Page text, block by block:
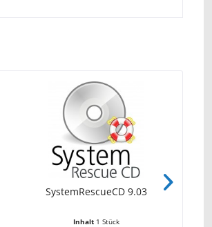
SystemRescueCD 9.03
Inhalt 1 Stück